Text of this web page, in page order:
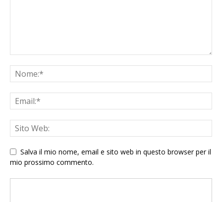
Salva il mio nome, email e sito web in questo browser per il
mio prossimo commento.